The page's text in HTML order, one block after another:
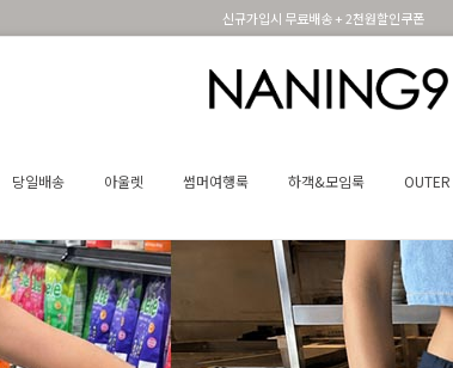
신규가입시 무료배송 + 2천원할인쿠폰
당일배송 아울렛 썸머여행룩 하객&모임룩 OUTER